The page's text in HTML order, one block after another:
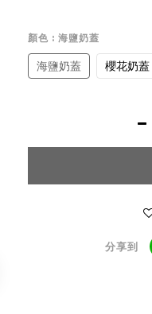
顏色 : 海鹽奶蓋
海鹽奶蓋 櫻花奶蓋
分享到